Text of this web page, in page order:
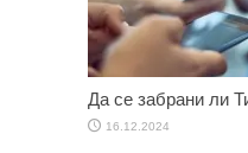
Да се забрани ли
16.12.2024